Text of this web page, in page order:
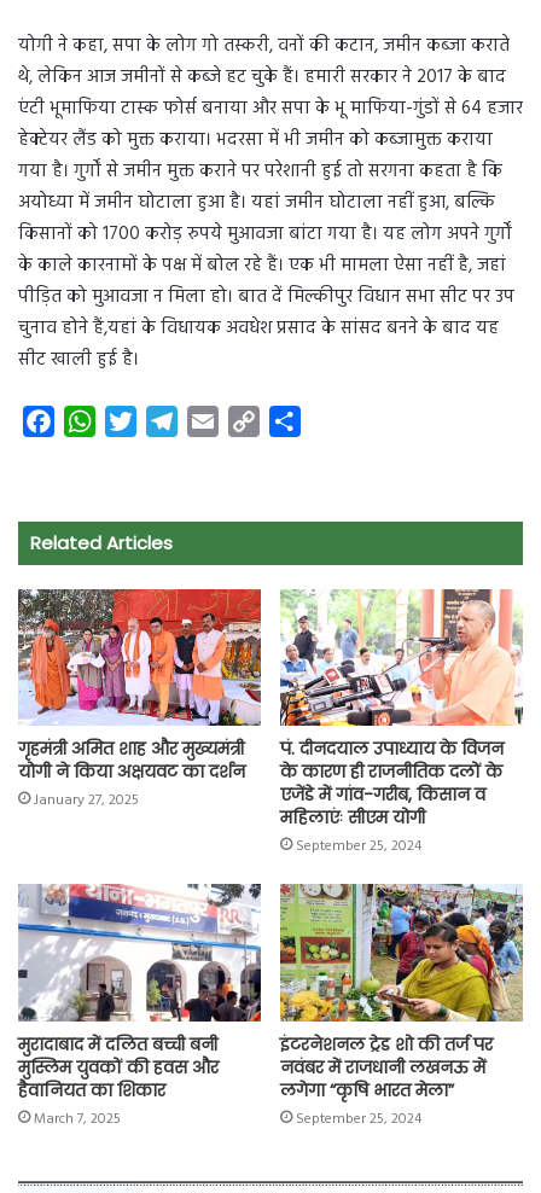
योगी ने कहा, सपा के लोग गो तस्करी, वनों की कटान, जमीन कब्जा कराते
थे, लेकिन आज जमीनों से कब्जे हट चुके हैं। हमारी सरकार ने 2017 के बाद
एंटी भूमाफिया टास्क फोर्स बनाया और सपा के भू माफिया-गुंडों से 64 हजार
हेक्टेयर लैंड को मुक्त कराया। भदरसा में भी जमीन को कब्जामुक्त कराया
गया है। गुर्गों से जमीन मुक्त कराने पर परेशानी हुई तो सरगना कहता है कि
अयोध्या में जमीन घोटाला हुआ है। यहां जमीन घोटाला नहीं हुआ, बल्कि
किसानों को 1700 करोड़ रुपये मुआवजा बांटा गया है। यह लोग अपने गुर्गों
के काले कारनामों के पक्ष में बोल रहे हैं। एक भी मामला ऐसा नहीं है, जहां
पीड़ित को मुआवजा न मिला हो। बात दें मिल्कीपुर विधान सभा सीट पर उप
चुनाव होने हैं,यहां के विधायक अवधेश प्रसाद के सांसद बनने के बाद यह
सीट खाली हुई है।
e
b
o
k
W
t
s
p
p
t
t
r
e
m
i
y
n
k
r
Related Articles
गृहमंत्री अमित शाह और मुख्यमंत्री
योगी ने किया अक्षयवट का दर्शन
January 27, 2025
पं. दीनदयाल उपाध्याय के विजन
के कारण ही राजनीतिक दलों के
एजेंडे में गांव-गरीब, किसान व
महिलाएंः सीएम योगी
September 25, 2024
मुरादाबाद में दलित बच्ची बनी
मुस्लिम युवकों की हवस और
हैवानियत का शिकार
March 7, 2025
इंटरनेशनल ट्रेड शो की तर्ज पर
नवंबर में राजधानी लखनऊ में
लगेगा “कृषि भारत मेला”
September 25, 2024